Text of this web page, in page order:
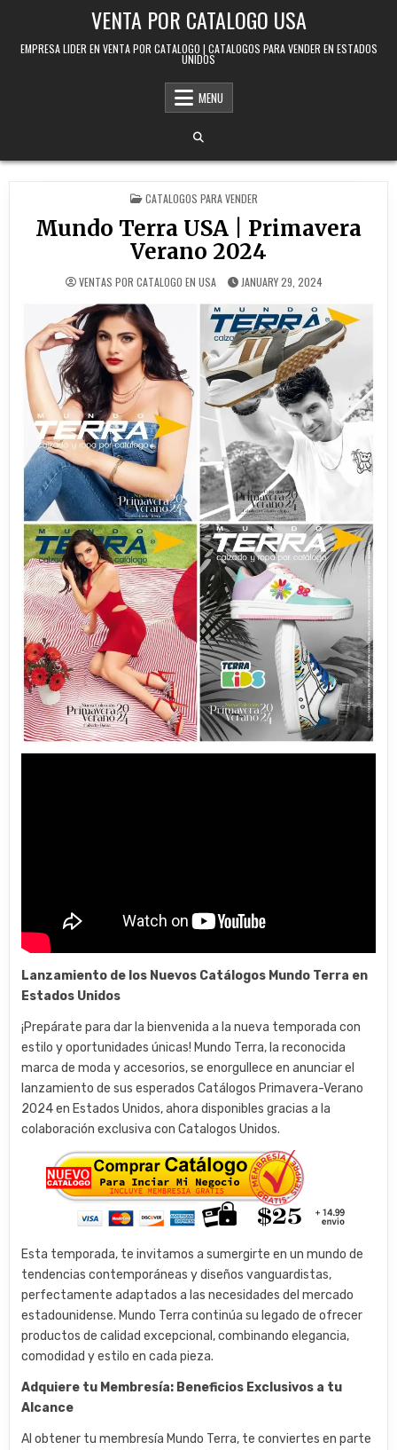
VENTA POR CATALOGO USA
EMPRESA LIDER EN VENTA POR CATALOGO | CATALOGOS PARA VENDER EN ESTADOS
UNIDOS
MENU
POSTED IN
CATALOGOS PARA VENDER
Mundo Terra USA | Primavera
Verano 2024
VENTAS POR CATALOGO EN USA JANUARY 29, 2024
Lanzamiento de los Nuevos Catálogos Mundo Terra en
Estados Unidos
¡Prepárate para dar la bienvenida a la nueva temporada con
estilo y oportunidades únicas! Mundo Terra, la reconocida
marca de moda y accesorios, se enorgullece en anunciar el
lanzamiento de sus esperados Catálogos Primavera-Verano
2024 en Estados Unidos, ahora disponibles gracias a la
colaboración exclusiva con Catalogos Unidos.
Esta temporada, te invitamos a sumergirte en un mundo de
tendencias contemporáneas y diseños vanguardistas,
perfectamente adaptados a las necesidades del mercado
estadounidense. Mundo Terra continúa su legado de ofrecer
productos de calidad excepcional, combinando elegancia,
comodidad y estilo en cada pieza.
Adquiere tu Membresía: Beneficios Exclusivos a tu
Alcance
Al obtener tu membresía Mundo Terra, te conviertes en parte